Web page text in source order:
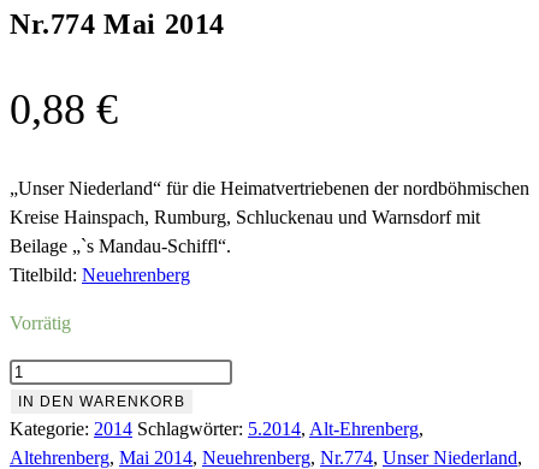
Nr.774 Mai 2014
0,88 €
„Unser Niederland“ für die Heimatvertriebenen der nordböhmischen
Kreise Hainspach, Rumburg, Schluckenau und Warnsdorf mit
Beilage „`s Mandau-Schiffl“.
Titelbild: Neuehrenberg
Vorrätig
Nr.774
Mai
2014
Menge
IN DEN WARENKORB
Kategorie: 2014 Schlagwörter: 5.2014, Alt-Ehrenberg,
Altehrenberg, Mai 2014, Neuehrenberg, Nr.774, Unser Niederland,